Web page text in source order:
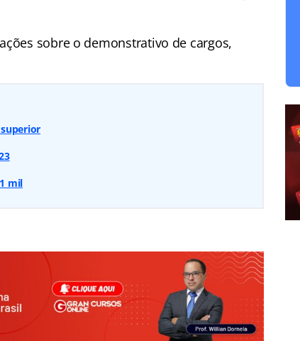
sobre o demonstrativo de cargos,
mil